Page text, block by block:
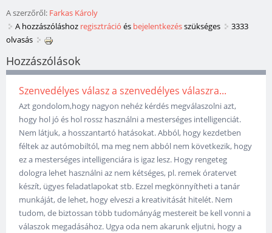
A szerzőről: Farkas Károly
A hozzászóláshoz regisztráció és bejelentkezésszükséges
3333
olvasás
Hozzászólások
Szenvedélyes válasz a szenvedélyes válaszra...
Azt gondolom,hogy nagyon nehéz kérdés megválaszolni azt,
hogy hol jó és hol rossz használni a mesterséges intelligenciát.
Nem látjuk, a hosszantartó hatásokat. Abból, hogy kezdetben
féltek az autómobiltól, ma meg nem abból nem következik, hogy
ez a mesterséges intelligenciára is igaz lesz. Hogy rengeteg
dologra lehet használni az nem kétséges, pl. remek óratervet
készít, ügyes feladatlapokat stb. Ezzel megkönnyítheti a tanár
munkáját, de lehet, hogy elveszi a kreativitását hitelét. Nem
tudom, de biztossan több tudományág mestereit be kell vonni a
válaszok megadásához. Ugya oda nem akarunk eljutni, hogy a